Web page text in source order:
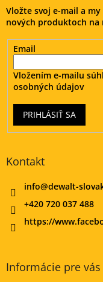
Vložte svoj e-mail a
nových produktoch na
Email
Vložením e-mailu
osobných údajov
PRIHLÁSIŤ SA
Kontakt
info@dewalt-
+420 720 037 488
https://
Informácie pre vás